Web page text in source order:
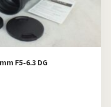
F5-6.3 DG